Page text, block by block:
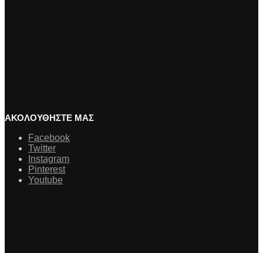
ΑΚΟΛΟΥΘΗΣΤΕ ΜΑΣ
Facebook
Twitter
Instagram
Pinterest
Youtube